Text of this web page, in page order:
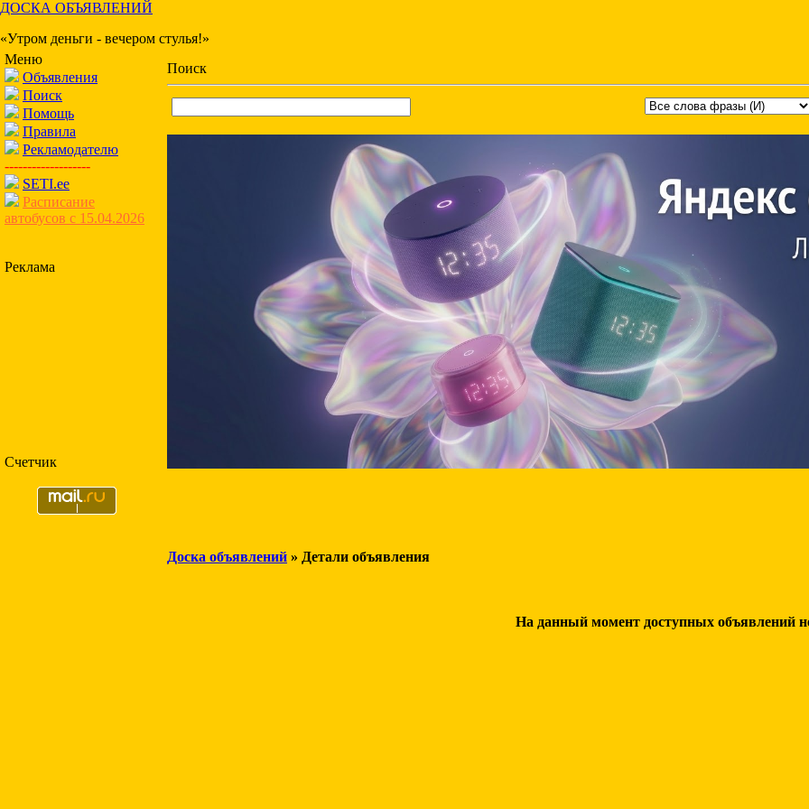
ДОСКА ОБЪЯВЛЕНИЙ
«Утром деньги - вечером стулья!»
Меню
Объявления
Поиск
Помощь
Правила
Рекламодателю
-------------------
SETI.ee
Расписание
автобусов с 15.04.2026
Реклама
Счетчик
Поиск
Доска объявлений » Детали объявления
На данный момент доступных объявлений